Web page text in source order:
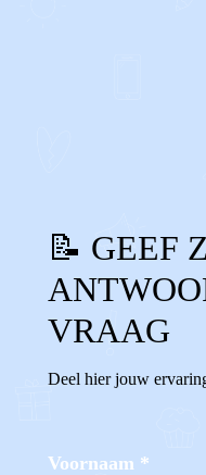
📝 GEEF
VRAAG
Deel hier jouw
Voornaam *